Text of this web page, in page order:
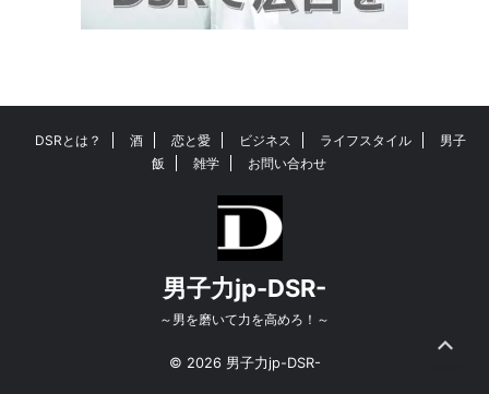
DSRとは？ 酒 恋と愛 ビジネス ライフスタイル
男子
飯
雑学 お問い合わせ
男子力jp-DSR-
～男を磨いて力を高めろ！～
© 2026 男子力jp-DSR-